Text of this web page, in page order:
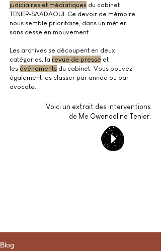
judiciaires et médiatiques du cabinet
TENIER-SAADAOUI. Ce devoir de mémoire
nous semble prioritaire, dans un métier
sans cesse en mouvement.
Les archives se découpent en deux
catégories, la revue de presse et
les événements du cabinet. Vous pouvez
également les classer par année ou par
avocate.
Voici un extrait des interventions
de Me Gwendoline Tenier.
Blog